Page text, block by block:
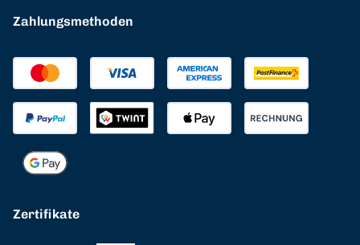
Zahlungsmethoden
Zertifikate